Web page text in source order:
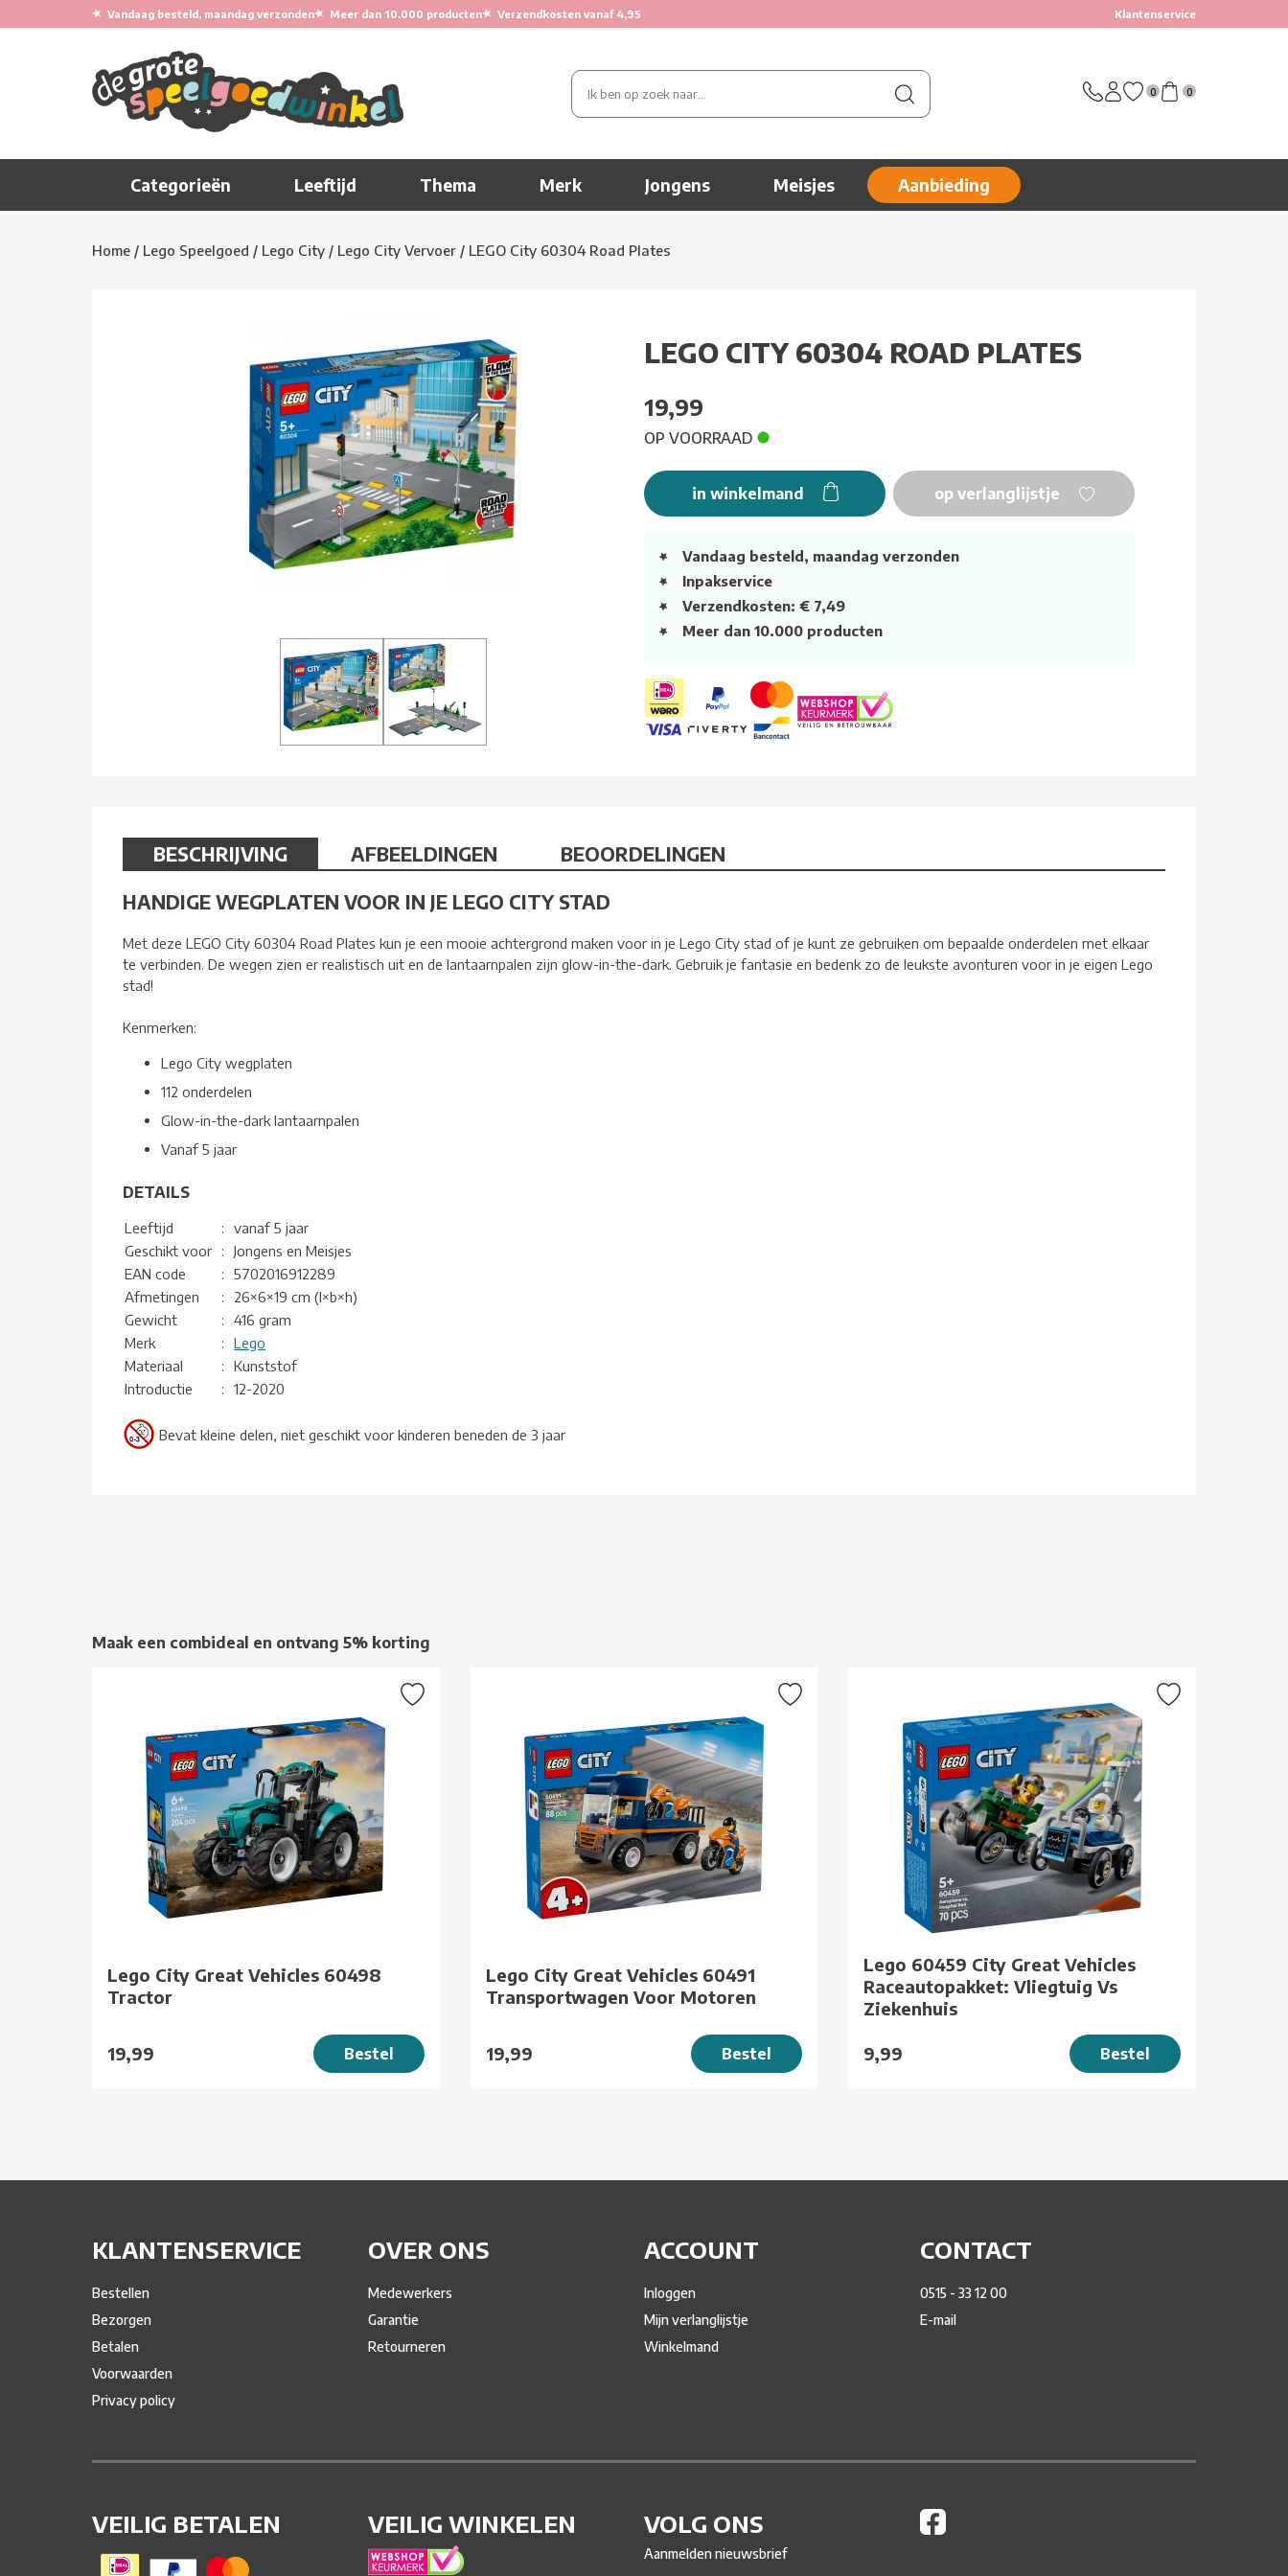
★ Vandaag besteld, maandag verzonden★ Meer dan 10.000 producten★ Verzendkosten vanaf 4,95 Klantenservice
0 0
Categorieën Leeftijd Thema Merk Jongens Meisjes Aanbieding
Home / Lego Speelgoed / Lego City / Lego City Vervoer / LEGO City 60304 Road Plates
LEGO CITY 60304 ROAD PLATES
19,99
OP VOORRAAD
in winkelmand op verlanglijstje
Vandaag besteld, maandag verzonden
Inpakservice
Verzendkosten: € 7,49
Meer dan 10.000 producten
BESCHRIJVING AFBEELDINGEN
BEOORDELINGEN
HANDIGE WEGPLATEN VOOR IN JE LEGO CITY STAD
Met deze LEGO City 60304 Road Plates kun je een mooie achtergrond maken voor in je Lego City stad of je kunt ze gebruiken om bepaalde onderdelen met elkaar
te verbinden. De wegen zien er realistisch uit en de lantaarnpalen zijn glow-in-the-dark. Gebruik je fantasie en bedenk zo de leukste avonturen voor in je eigen Lego
stad!
Kenmerken:
Lego City wegplaten
112 onderdelen
Glow-in-the-dark lantaarnpalen
Vanaf 5 jaar
DETAILS
Leeftijd :
vanaf 5 jaar
Geschikt voor
:
Jongens en Meisjes
EAN code
:
5702016912289
Afmetingen
:
26×6×19 cm (l×b×h)
Gewicht
:
416 gram
Merk
:
Lego
Materiaal
:
Kunststof
Introductie
: 12-2020
Bevat kleine delen, niet geschikt voor kinderen beneden de 3 jaar
Maak een combideal en ontvang 5% korting
Lego City Great Vehicles 60498
Tractor
19,99 Bestel
Lego City Great Vehicles 60491
Transportwagen Voor Motoren
19,99 Bestel
Lego 60459 City Great Vehicles
Raceautopakket: Vliegtuig Vs
Ziekenhuis
9,99 Bestel
KLANTENSERVICE
Bestellen
Bezorgen
Betalen
Voorwaarden
Privacy policy
OVER ONS
Medewerkers
Garantie
Retourneren
ACCOUNT
Inloggen
Mijn verlanglijstje
Winkelmand
CONTACT
0515 - 33 12 00
E-mail
VEILIG BETALEN VEILIG WINKELEN VOLG ONS
Aanmelden nieuwsbrief